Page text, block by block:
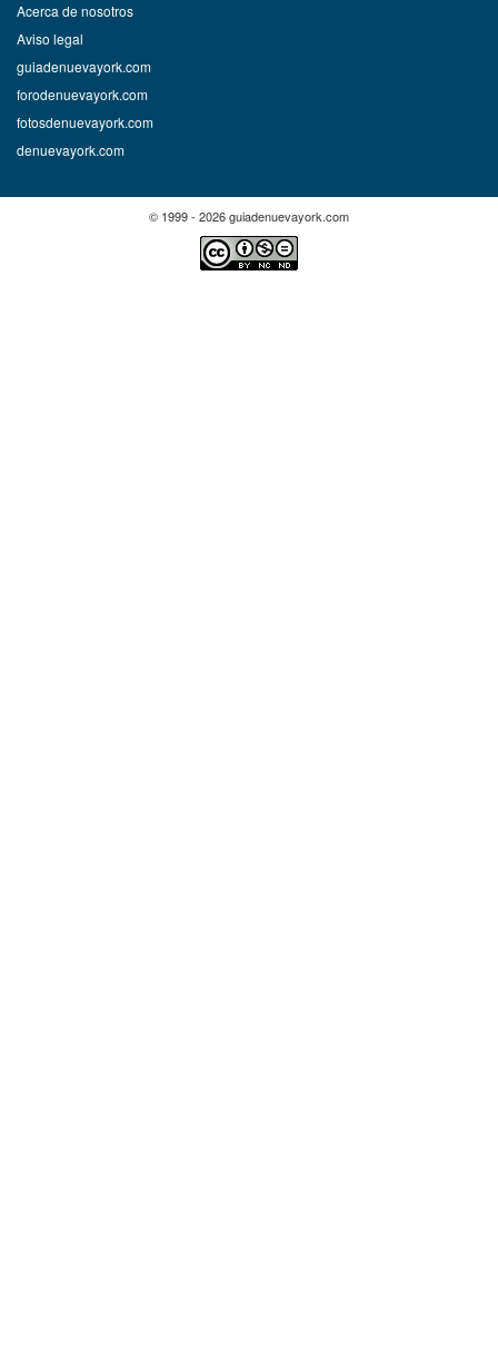
Acerca de nosotros
Aviso legal
guiadenuevayork.com
forodenuevayork.com
fotosdenuevayork.com
denuevayork.com
© 1999 - 2026 guiadenuevayork.com